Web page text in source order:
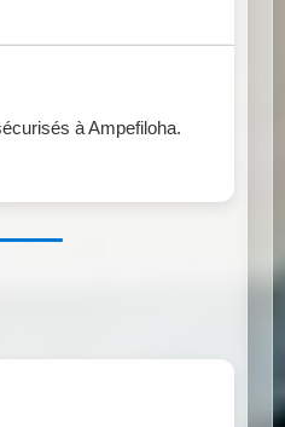
à Ampefiloha.